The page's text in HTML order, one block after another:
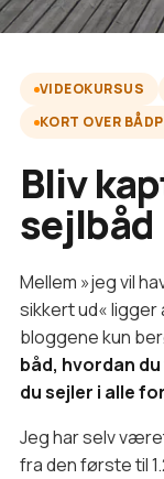
VIDEOKURSUS
KORT OVER
Bliv
sejlbåd
Mellem »jeg vil
sikkert ud«
bloggene kun
båd, hvordan
du sejler i alle
Jeg har selv
fra den første til